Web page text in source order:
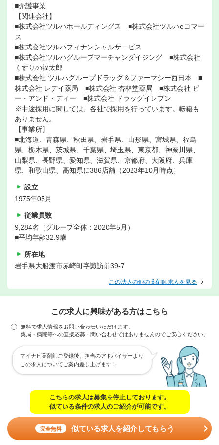
■介護事業
【関連会社】
■株式会社ツルハホールディングス ■株式会社ツルハeコマー
ス
■株式会社ツルハフィナンシャルサービス
■株式会社ツルハグループマーチャンダイジング ■株式会社
くすりの福太郎
■株式会社 ツルハグループドラッグ＆ファーマシー西日本 ■
株式会社 レデイ薬局 ■株式会社 杏林堂薬局 ■株式会社 ピ
ー・アンド・ディー ■株式会社 ドラッグイレブン
※中途採用に関しては、各社で採用を行っています。転籍も
ありません。
【事業所】
■北海道、青森県、秋田県、岩手県、山形県、宮城県、福島
県、栃木県、茨城県、千葉県、埼玉県、東京都、神奈川県、
山梨県、長野県、愛知県、滋賀県、京都府、大阪府、兵庫
県、和歌山県、高知県に386店舗（2023年10月時点）
設立
1975年05月
従業員数
9,284名（グループ全体：2020年5月）
■平均年齢32.9歳
所在地
岩手県大船渡市赤崎町字諏訪前39-7
この法人の他の薬剤師求人を見る
この求人に興味がある方はこちら
無料で求人情報をお問い合わせいただけます。
薬局・病院等への直接応募・問い合わせではありませんのでご安心ください。
マイナビ薬剤師ご登録後、担当のアドバイザーより
この求人についてご案内差し上げます！
こちらの求人は募集を停止しております。
似ている条件の求人のご紹介が可能です。
完全無料 似ている求人を紹介してもらう